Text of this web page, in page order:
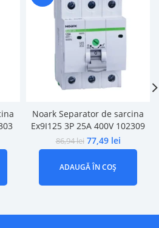
Noark Separator de sarcina
Ex9I125 3P 25A 400V 102309
86,94lei 77,49 lei
ADAUGĂ ÎN COȘ